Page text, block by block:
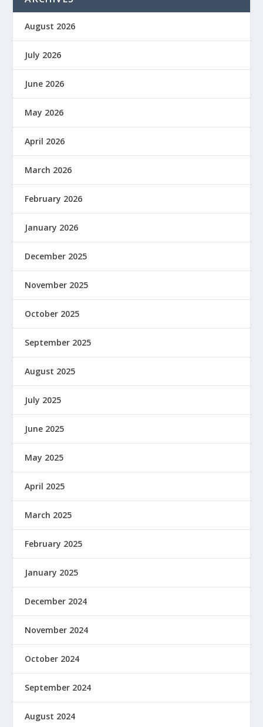
August 2026
July 2026
June 2026
May 2026
April 2026
March 2026
February 2026
January 2026
December 2025
November 2025
October 2025
September 2025
August 2025
July 2025
June 2025
May 2025
April 2025
March 2025
February 2025
January 2025
December 2024
November 2024
October 2024
September 2024
August 2024